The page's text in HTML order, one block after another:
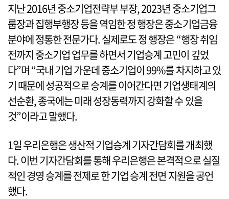
지난 2016년 중소기업전략부 부장, 2023년 중소기업그
룹장과 집행부행장 등을 역임한 정 행장은 중소기업금융
분야에 정통한 전문가다. 실제로도 정 행장은 “행장 취임
전까지 중소기업 업무를 하면서 기업승계 고민이 깊었
다”며 “국내 기업 가운데 중소기업이 99%를 차지하고 있
기 때문에 성공적으로 승계를 이어간다면 기업생태계의
선순환, 종국에는 미래 성장동력까지 강화할 수 있을
것”이라고 말했다.
1일 우리은행은 생산적 기업승계 기자간담회를 개최했
다. 이번 기자간담회를 통해 우리은행은 본격적으로 실질
적인 경영 승계를 전제로 한 기업 승계 전면 지원을 공언
했다.